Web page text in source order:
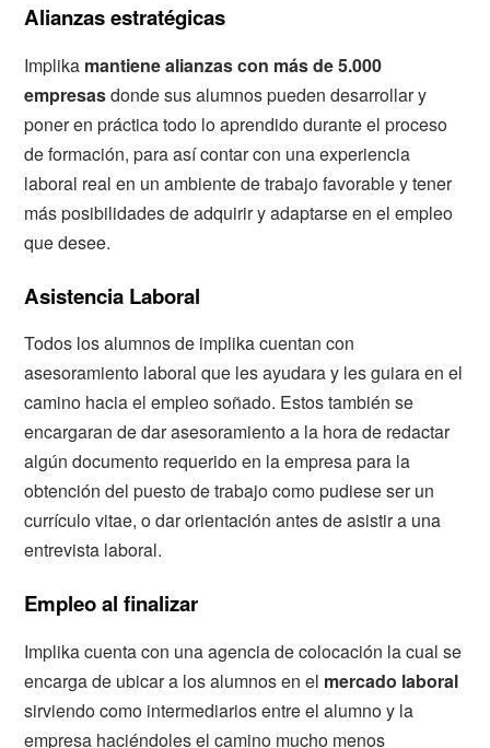
Alianzas estratégicas
Implika mantiene alianzas con más de 5.000
empresasdonde sus alumnos pueden desarrollar y
poner en práctica todo lo aprendido durante el proceso
de formación, para así contar con una experiencia
laboral real en un ambiente de trabajo favorable y tener
más posibilidades de adquirir y adaptarse en el empleo
que desee.
Asistencia Laboral
Todos los alumnos de implika cuentan con
asesoramiento laboral que les ayudara y les guiara en el
camino hacia el empleo soñado. Estos también se
encargaran de dar asesoramiento a la hora de redactar
algún documento requerido en la empresa para la
obtención del puesto de trabajo como pudiese ser un
currículo vitae, o dar orientación antes de asistir a una
entrevista laboral.
Empleo al finalizar
Implika cuenta con una agencia de colocación la cual se
encarga de ubicar a los alumnos en el mercado laboral
sirviendo como intermediarios entre el alumno y la
empresa haciéndoles el camino mucho menos